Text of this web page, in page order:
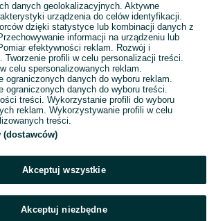
Gorzów Wielkopolski
Odświeżono dnia 06 sierpnia 2026
1 2
danych geolokalizacyjnych. Aktywne
urządzenia do celów identyfikacji.
dzięki statystyce lub kombinacji danych z
informacji na urządzeniu lub
efektywności reklam. Rozwój i
Tworzenie profili w celu personalizacji treści.
celu spersonalizowanych reklam.
ograniczonych danych do wyboru reklam.
ograniczonych danych do wyboru treści.
treści. Wykorzystanie profili do wyboru
reklam. Wykorzystywanie profili w celu
treści.
(dostawców)
Akceptuj wszystkie
Akceptuj niezbędne